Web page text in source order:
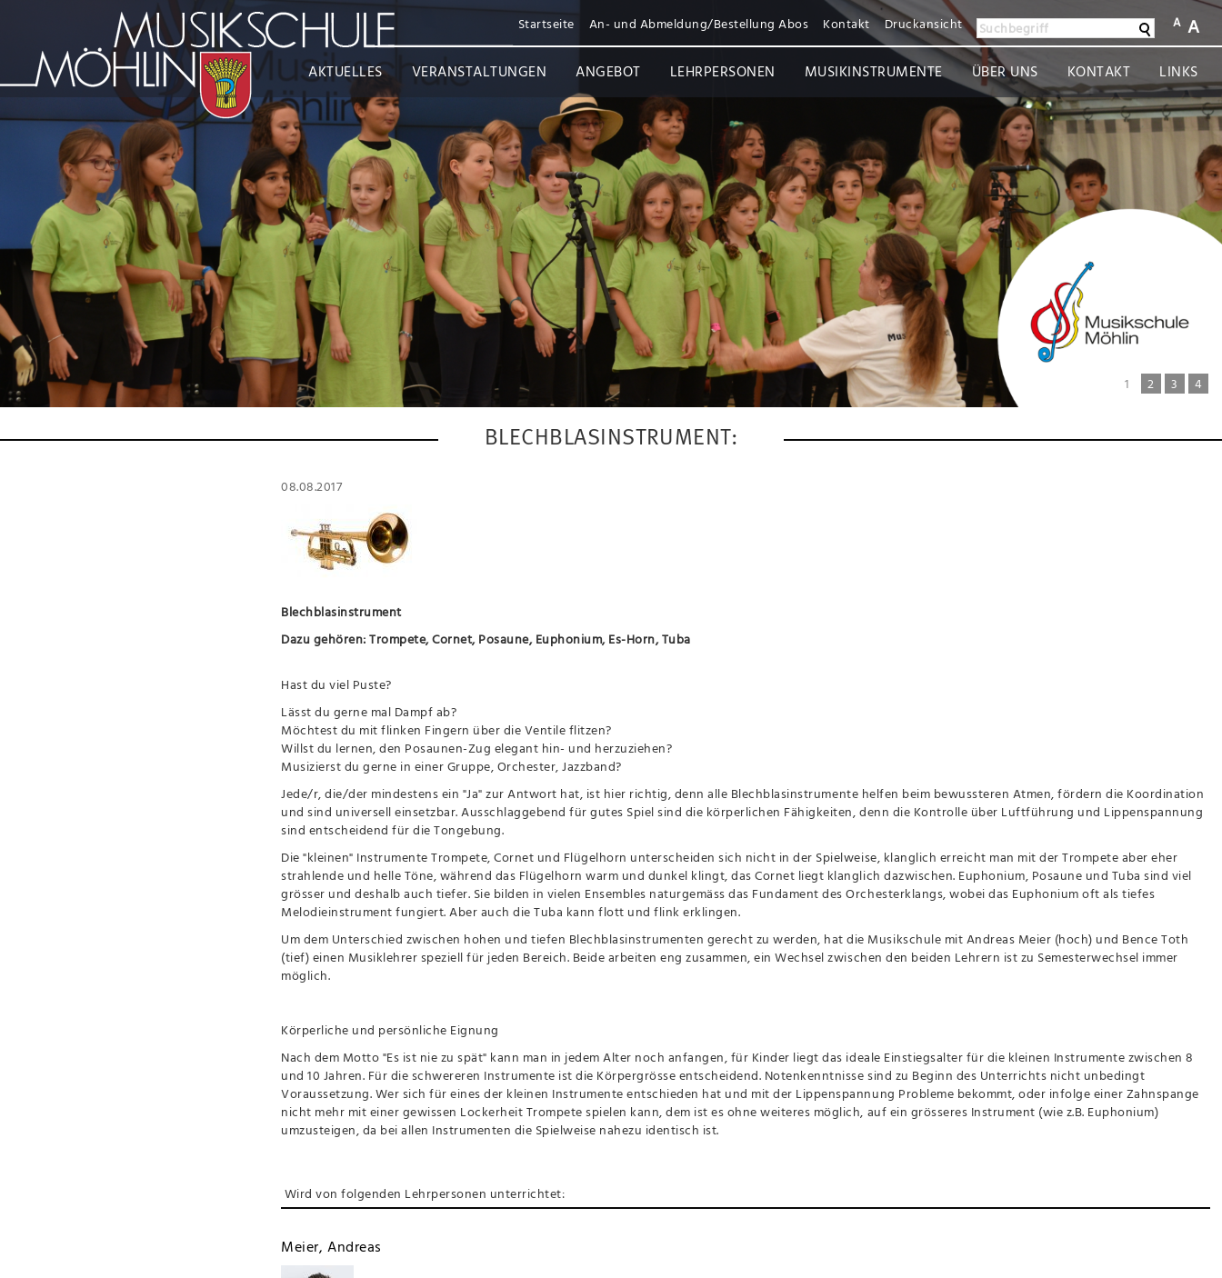
A A
Suchbegriff
Startseite An- und Abmeldung/Bestellung Abos Kontakt DruckansichtSuchen
AKTUELLES VERANSTALTUNGEN ANGEBOT LEHRPERSONEN MUSIKINSTRUMENTE ÜBER UNS KONTAKT LINKS
1 2 3 4
BLECHBLASINSTRUMENT:
08.08.2017
Blechblasinstrument
Dazu gehören: Trompete, Cornet, Posaune, Euphonium, Es-Horn, Tuba
Hast du viel Puste?
Lässt du gerne mal Dampf ab?
Möchtest du mit flinken Fingern über die Ventile flitzen?
Willst du lernen, den Posaunen-Zug elegant hin- und herzuziehen?
Musizierst du gerne in einer Gruppe, Orchester, Jazzband?
Jede/r, die/der mindestens ein "Ja" zur Antwort hat, ist hier richtig, denn alle Blechblasinstrumente helfen beim bewussteren Atmen, fördern die Koordination
und sind universell einsetzbar. Ausschlaggebend für gutes Spiel sind die körperlichen Fähigkeiten, denn die Kontrolle über Luftführung und Lippenspannung
sind entscheidend für die Tongebung.
Die "kleinen" Instrumente Trompete, Cornet und Flügelhorn unterscheiden sich nicht in der Spielweise, klanglich erreicht man mit der Trompete aber eher
strahlende und helle Töne, während das Flügelhorn warm und dunkel klingt, das Cornet liegt klanglich dazwischen. Euphonium, Posaune und Tuba sind viel
grösser und deshalb auch tiefer. Sie bilden in vielen Ensembles naturgemäss das Fundament des Orchesterklangs, wobei das Euphonium oft als tiefes
Melodieinstrument fungiert. Aber auch die Tuba kann flott und flink erklingen.
Um dem Unterschied zwischen hohen und tiefen Blechblasinstrumenten gerecht zu werden, hat die Musikschule mit Andreas Meier (hoch) und Bence Toth
(tief) einen Musiklehrer speziell für jeden Bereich. Beide arbeiten eng zusammen, ein Wechsel zwischen den beiden Lehrern ist zu Semesterwechsel immer
möglich.
Körperliche und persönliche Eignung
Nach dem Motto "Es ist nie zu spät" kann man in jedem Alter noch anfangen, für Kinder liegt das ideale Einstiegsalter für die kleinen Instrumente zwischen 8
und 10 Jahren. Für die schwereren Instrumente ist die Körpergrösse entscheidend. Notenkenntnisse sind zu Beginn des Unterrichts nicht unbedingt
Voraussetzung. Wer sich für eines der kleinen Instrumente entschieden hat und mit der Lippenspannung Probleme bekommt, oder infolge einer Zahnspange
nicht mehr mit einer gewissen Lockerheit Trompete spielen kann, dem ist es ohne weiteres möglich, auf ein grösseres Instrument (wie z.B. Euphonium)
umzusteigen, da bei allen Instrumenten die Spielweise nahezu identisch ist.
Wird von folgenden Lehrpersonen unterrichtet:
Meier, Andreas